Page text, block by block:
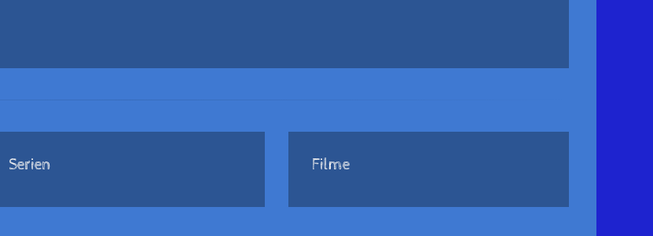
Serien Filme